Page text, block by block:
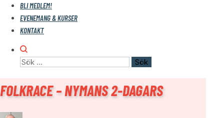
BLI MEDLEM!
EVENEMANG & KURSER
KONTAKT
Sök
FOLKRACE – NYMANS 2-DAGARS